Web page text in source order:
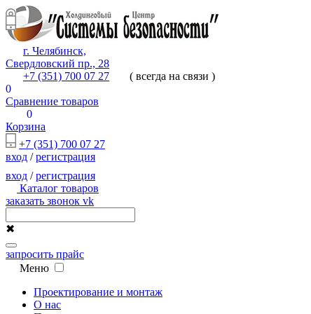
г. Челябинск,
Свердловский пр., 28
+7 (351) 700 07 27
( всегда на связи )
0
Сравнение товаров
0
Корзина
+7 (351) 700 07 27
вход /регистрация
вход /регистрация
Каталог товаров
заказать звонок vk
✖
запросить прайс
Меню
Проектирование и монтаж
О нас